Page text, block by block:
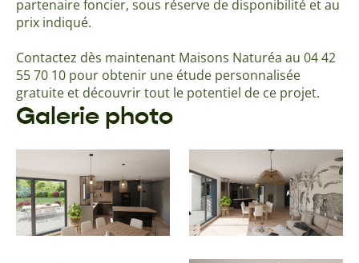
partenaire foncier, sous réserve de disponibilité et au
prix indiqué.
Contactez dès maintenant Maisons Naturéa au 04 42
55 70 10 pour obtenir une étude personnalisée
gratuite et découvrir tout le potentiel de ce projet.
Galerie photo